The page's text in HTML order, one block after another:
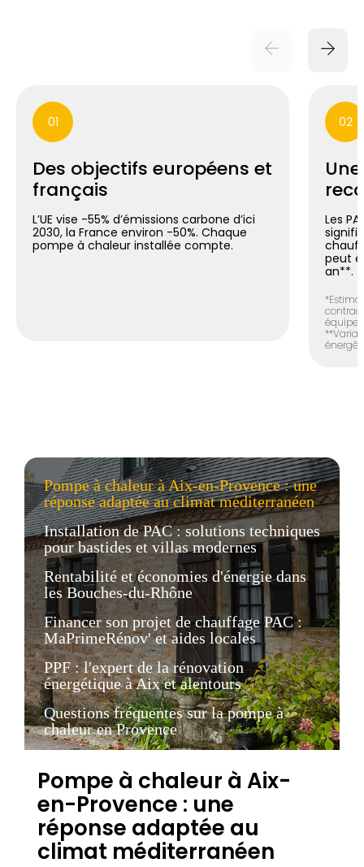
01
Des objectifs européens et
français
L’UE vise -55% d’émissions carbone d’ici
2030, la France environ -50%. Chaque
pompe à chaleur installée compte.
02
Les
peut
an**.
Pompe à chaleur à Aix-en-Provence : une
réponse adaptée au climat méditerranéen
Installation de PAC : solutions techniques
pour bastides et villas modernes
Rentabilité et économies d'énergie dans
les Bouches-du-Rhône
Financer son projet de chauffage PAC :
MaPrimeRénov' et aides locales
PPF : l'expert de la rénovation
énergétique à Aix et alentours
Questions fréquentes sur la pompe à
chaleur en Provence
Pompe à chaleur à Aix-
en-Provence : une
réponse adaptée au
climat méditerranéen